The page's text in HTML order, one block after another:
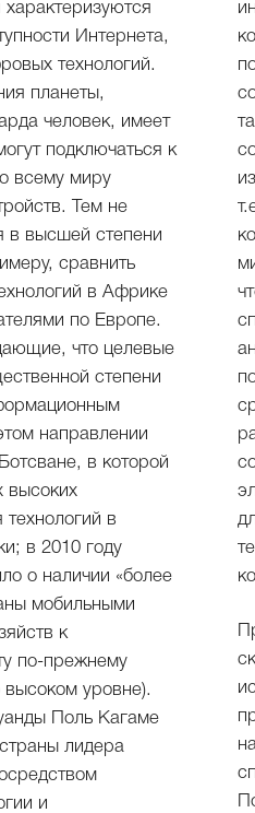
характеризуются
Интернета,
технологий.
планеты,
человек, имеет
подключаться к
всему миру
Тем не
в высшей степени
сравнить
в Африке
по Европе.
что целевые
степени
направлении
в которой
высоких
технологий в
в 2010 году
о наличии «более
мобильными
к
по-прежнему
высоком уровне).
Поль Кагаме
лидера
и